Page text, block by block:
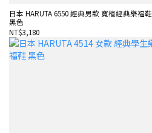
日本 HARUTA 6550 經典男款 寬楦經典樂福鞋
黑色
NT$3,180